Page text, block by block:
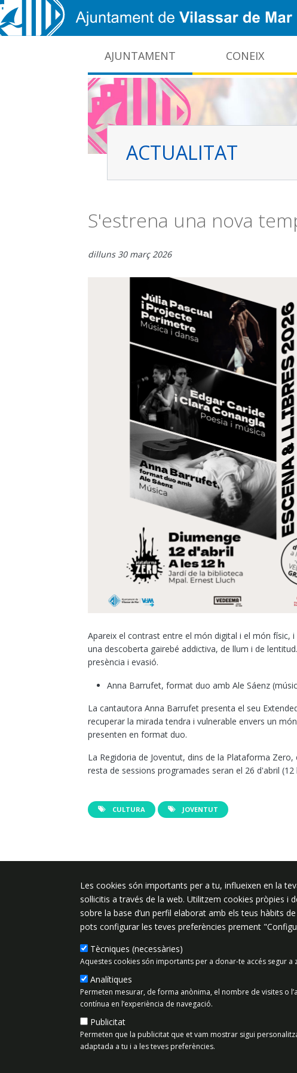
Vés al contingut
AJUNTAMENT CONEIX
ACTUALITAT
S'estrena una nova
dilluns 30 març 2026
Apareix el contrast entre el món digital i el món físic,
una descoberta gairebé addictiva, de llum i de
presència i evasió.
Anna Barrufet, format duo amb Ale Sáenz
La cantautora Anna Barrufet presenta el seu
recuperar la mirada tendra i vulnerable envers un
presenten en format duo.
La Regidoria de Joventut, dins de la Plataforma
resta de sessions programades seran el 26 d'abril
CULTURA JOVENTUT
Plaça de l'Ajuntament 6, 08340 Vilassar
de Mar
937 542 400
Les cookies són importants per a tu, influeixen en la
sol·licitis a través de la web. Utilitzem cookies pròpies
sobre la base d’un perfil elaborat amb els teus hàbits
pots configurar les teves preferències prement
Tècniques (necessàries)
Aquestes cookies són importants per a donar-te accés segur
Analítiques
Permeten mesurar, de forma anònima, el nombre de visites o
contínua en l’experiència de navegació.
Publicitat
Permeten que la publicitat que et vam mostrar sigui
adaptada a tu i a les teves preferències.